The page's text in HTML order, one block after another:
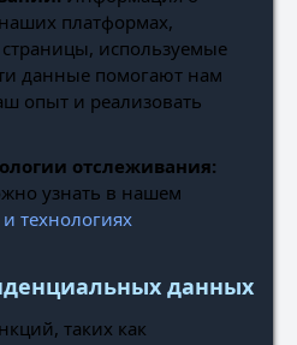
платформах,
используемые
данные помогают нам
опыт и реализовать
отслеживания:
узнать в нашем
технологиях
данных
таких как